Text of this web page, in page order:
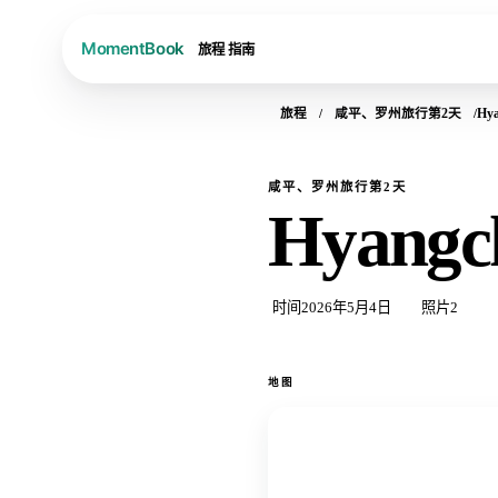
旅程指南
旅程 咸平、罗州旅行第2天
咸平、罗州旅行第2天
时间 2026年5月4日 照片2
地图